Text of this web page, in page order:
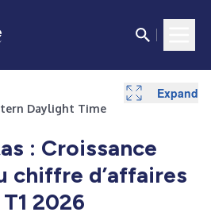
Daylight Time
: Croissance
chiffre d’affaires
2026
Expand
Expand
Expand
Expand
Expand
Expand
Expand
Expand
Expand
Expand
Expand